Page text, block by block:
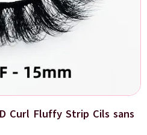
Curl Fluffy Strip Cils sans